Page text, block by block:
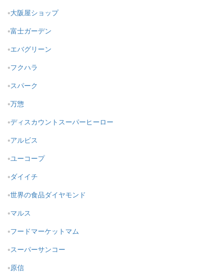
大阪屋ショップ
富士ガーデン
エバグリーン
フクハラ
スパーク
万惣
ディスカウントスーパーヒーロー
アルビス
ユーコープ
ダイイチ
世界の食品ダイヤモンド
マルス
フードマーケットマム
スーパーサンコー
原信